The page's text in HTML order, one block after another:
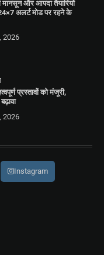
मानसून और आपदा तैयारियों
24×7 अलर्ट मोड पर रहने के
2026
प्रस्तावों को मंजूरी,
2026
Instagram